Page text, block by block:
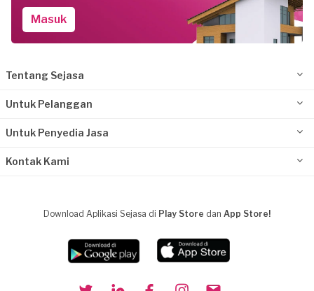
Masuk
Tentang Sejasa
Untuk Pelanggan
Untuk Penyedia Jasa
Kontak Kami
Download Aplikasi Sejasa di Play Store dan App Store!